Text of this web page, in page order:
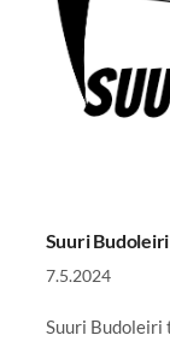
Suuri
7.5.2024
Suuri Budoleiri